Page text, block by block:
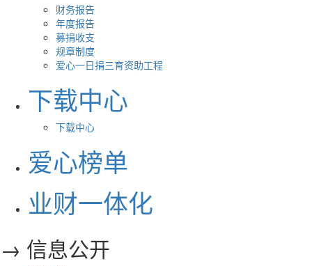
财务报告
年度报告
募捐收支
规章制度
爱心一日捐三育资助工程
下载中心
下载中心
爱心榜单
业财一体化
→ 信息公开